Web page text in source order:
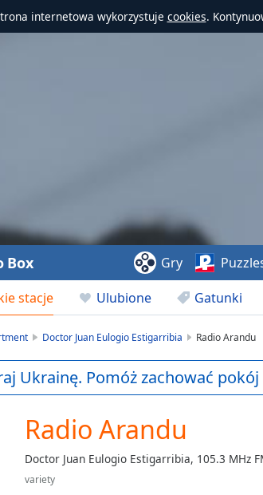
internetowa wykorzystuje cookies.
stacje Ulubione Gatunki
Box Gry
Doctor Juan Eulogio Estigarribia Radio Arandu
Ukrainę. Pomóż zachować pokój
Radio Arandu
Doctor Juan Eulogio Estigarribia, 105.3 MHz
variety